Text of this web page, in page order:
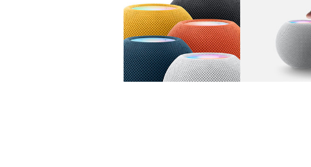
图库 图像 1